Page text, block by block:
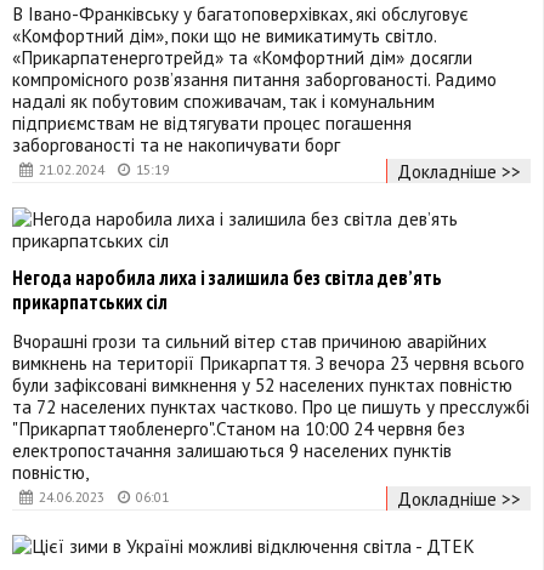
21.02.2024 15:19
В Івано-Франківську у багатоповерхівках, які обслуговує
«Комфортний дім», поки що не вимикатимуть світло.
«Прикарпатенерготрейд» та «Комфортний дім» досягли
компромісного розв’язання питання заборгованості. Радимо
надалі як побутовим споживачам, так і комунальним
підприємствам не відтягувати процес погашення
заборгованості та не накопичувати борг
Докладніше >>
24.06.2023 06:01
Негода наробила лиха і залишила без світла девʼять
прикарпатських сіл
Вчорашні грози та сильний вітер став причиною аварійних
вимкнень на території Прикарпаття. З вечора 23 червня всього
були зафіксовані вимкнення у 52 населених пунктах повністю
та 72 населених пунктах частково. Про це пишуть у пресслужбі
"Прикарпаттяобленерго".Станом на 10:00 24 червня без
електропостачання залишаються 9 населених пунктів
повністю,
Докладніше >>